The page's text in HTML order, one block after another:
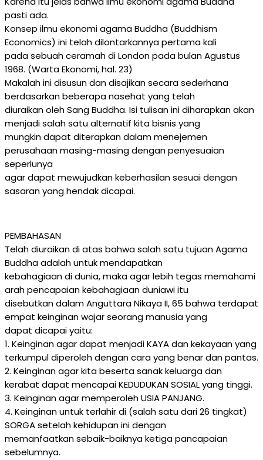
pasti ada.
Konsep ilmu ekonomi agama Buddha (Buddhism
Economics) ini telah dilontarkannya pertama kali
pada sebuah ceramah di London pada bulan Agustus
1968. (Warta Ekonomi, hal. 23)
Makalah ini disusun dan disajikan secara sederhana
berdasarkan beberapa nasehat yang telah
diuraikan oleh Sang Buddha. Isi tulisan ini diharapkan akan
menjadi salah satu alternatif kita bisnis yang
mungkin dapat diterapkan dalam menejemen
perusahaan masing-masing dengan penyesuaian
seperlunya
agar dapat mewujudkan keberhasilan sesuai dengan
sasaran yang hendak dicapai.
PEMBAHASAN
Telah diuraikan di atas bahwa salah satu tujuan Agama
Buddha adalah untuk mendapatkan
kebahagiaan di dunia, maka agar lebih tegas memahami
arah pencapaian kebahagiaan duniawi itu
disebutkan dalam Anguttara Nikaya II, 65 bahwa terdapat
empat keinginan wajar seorang manusia yang
dapat dicapai yaitu:
1. Keinginan agar dapat menjadi KAYA dan kekayaan yang
terkumpul diperoleh dengan cara yang benar dan pantas.
2. Keinginan agar kita beserta sanak keluarga dan
kerabat dapat mencapai KEDUDUKAN SOSIAL yang tinggi.
3. Keinginan agar memperoleh USIA PANJANG.
4. Keinginan untuk terlahir di (salah satu dari 26 tingkat)
SORGA setelah kehidupan ini dengan
memanfaatkan sebaik-baiknya ketiga pancapaian
sebelumnya.